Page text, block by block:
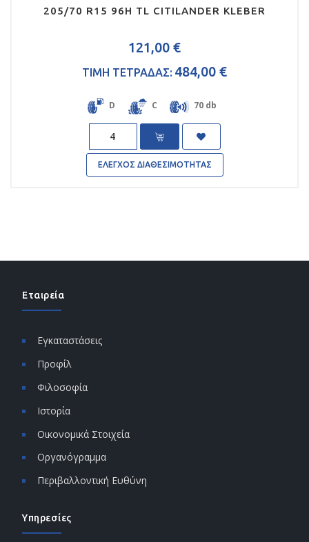
205/70 R15 96H TL CITILANDER KLEBER
121,00 €
ΤΙΜΗ ΤΕΤΡΑΔΑΣ: 484,00 €
D C 70 db
Quantity
ΕΛΕΓΧΟΣ ΔΙΑΘΕΣΙΜΟΤΗΤΑΣ
Εταιρεία
Εγκαταστάσεις
Προφίλ
Φιλοσοφία
Ιστορία
Οικονομικά Στοιχεία
Οργανόγραμμα
Περιβαλλοντική Ευθύνη
Υπηρεσίες